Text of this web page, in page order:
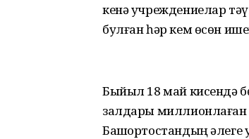
кенә учреждениелар
булған һәр кем өсөн
Быйыл 18 май кисендә
залдары миллионлаған
Башҡортостандың